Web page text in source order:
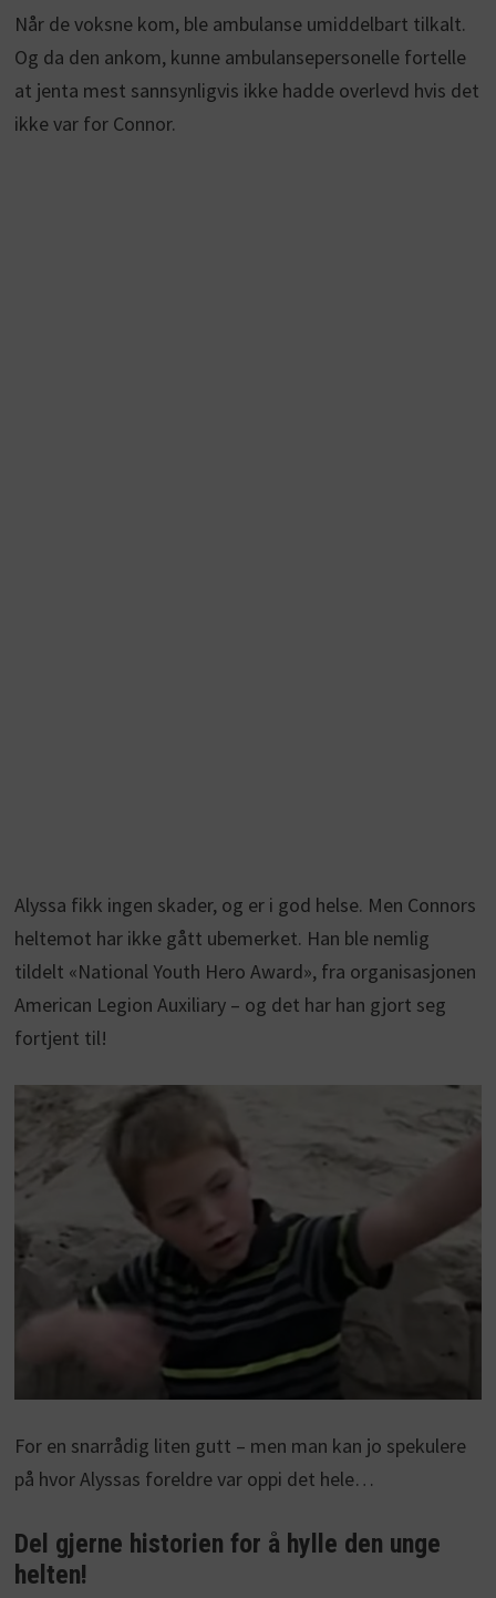
Når de voksne kom, ble ambulanse umiddelbart tilkalt.
Og da den ankom, kunne ambulansepersonelle fortelle
at jenta mest sannsynligvis ikke hadde overlevd hvis det
ikke var for Connor.
Alyssa fikk ingen skader, og er i god helse. Men Connors
heltemot har ikke gått ubemerket. Han ble nemlig
tildelt «National Youth Hero Award», fra organisasjonen
American Legion Auxiliary – og det har han gjort seg
fortjent til!
For en snarrådig liten gutt – men man kan jo spekulere
på hvor Alyssas foreldre var oppi det hele…
Del gjerne historien for å hylle den unge
helten!